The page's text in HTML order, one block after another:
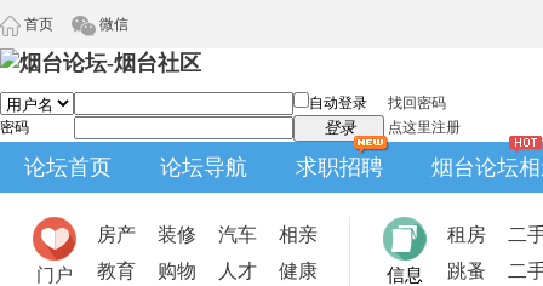
首页 微信
自动登录
找回密码
密码
登录 点这里注册
论坛首页 论坛导航 求职招聘 烟台论坛
门户
房产 装修 汽车
相亲
教育
购物 人才 健康 信息
租房
二
跳蚤
二